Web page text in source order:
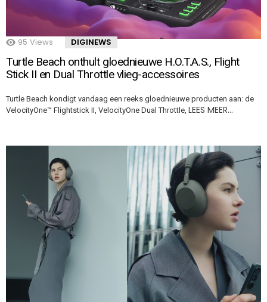
95 Views DIGINEWS
Turtle Beach onthult gloednieuwe H.O.T.A.S., Flight
Stick II en Dual Throttle vlieg-accessoires
Turtle Beach kondigt vandaag een reeks gloednieuwe producten aan: de
VelocityOne™ Flightstick II, VelocityOne Dual Throttle, LEES MEER…